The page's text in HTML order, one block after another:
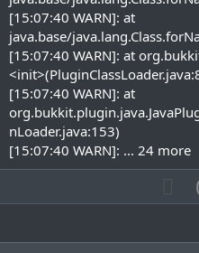
[15:07:40 WARN]: at
java.base/
[15:07:40 WARN]: at
[15:07:40 WARN]: at
nLoader.java:153)
[15:07:40 WARN]: ... 24 more
П
о